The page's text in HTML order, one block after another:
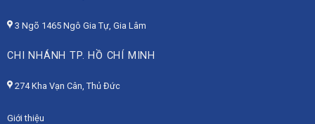
3 Ngõ 1465 Ngô Gia Tự, Gia Lâm
CHI NHÁNH TP. HỒ CHÍ MINH
274 Kha Vạn Cân, Thủ Đức
Giới thiệu